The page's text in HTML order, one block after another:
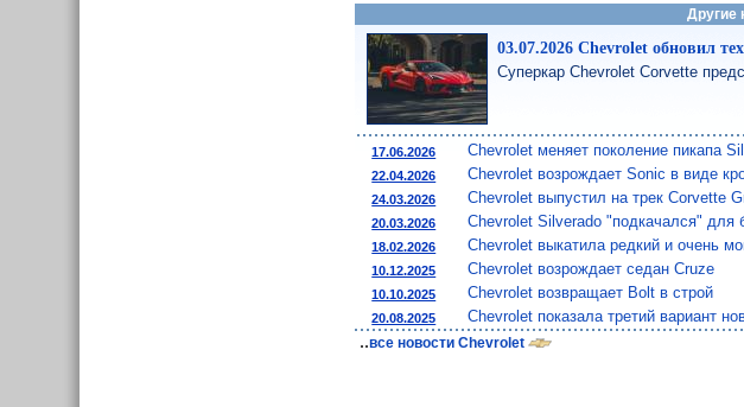
Другие
03.07.2026 Chevrolet обновил
Суперкар Chevrolet Corvette
17.06.2026 Chevrolet меняет поколение пикапа
22.04.2026 Chevrolet возрождает Sonic в виде
24.03.2026 Chevrolet выпустил на трек Corvette
20.03.2026 Chevrolet Silverado "подкачался" для
18.02.2026 Chevrolet выкатила редкий и очень
10.12.2025 Chevrolet возрождает седан Cruze
10.10.2025 Chevrolet возвращает Bolt в строй
20.08.2025 Chevrolet показала третий вариант
..все новости Chevrolet